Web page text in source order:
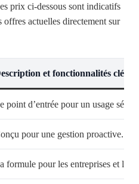
prix ci-dessous sont indicatifs
actuelles directement sur
et fonctionnalités clés
point d’entrée pour un usage
pour une gestion proactive.
formule pour les entreprises et les